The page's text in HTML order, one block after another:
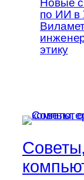
Новые
по ИИ в
этику